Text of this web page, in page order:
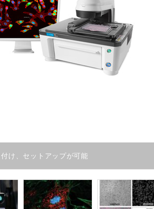
け、セットアップが可能